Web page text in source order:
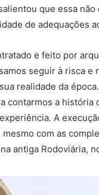
que essa
de adequações
e feito por
seguir à risca
realidade da
contarmos a
A
com as
antiga Rodoviária,